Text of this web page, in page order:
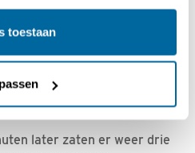
toestaan
|
245x
is nu officieel
is leeg...
later zaten er weer drie